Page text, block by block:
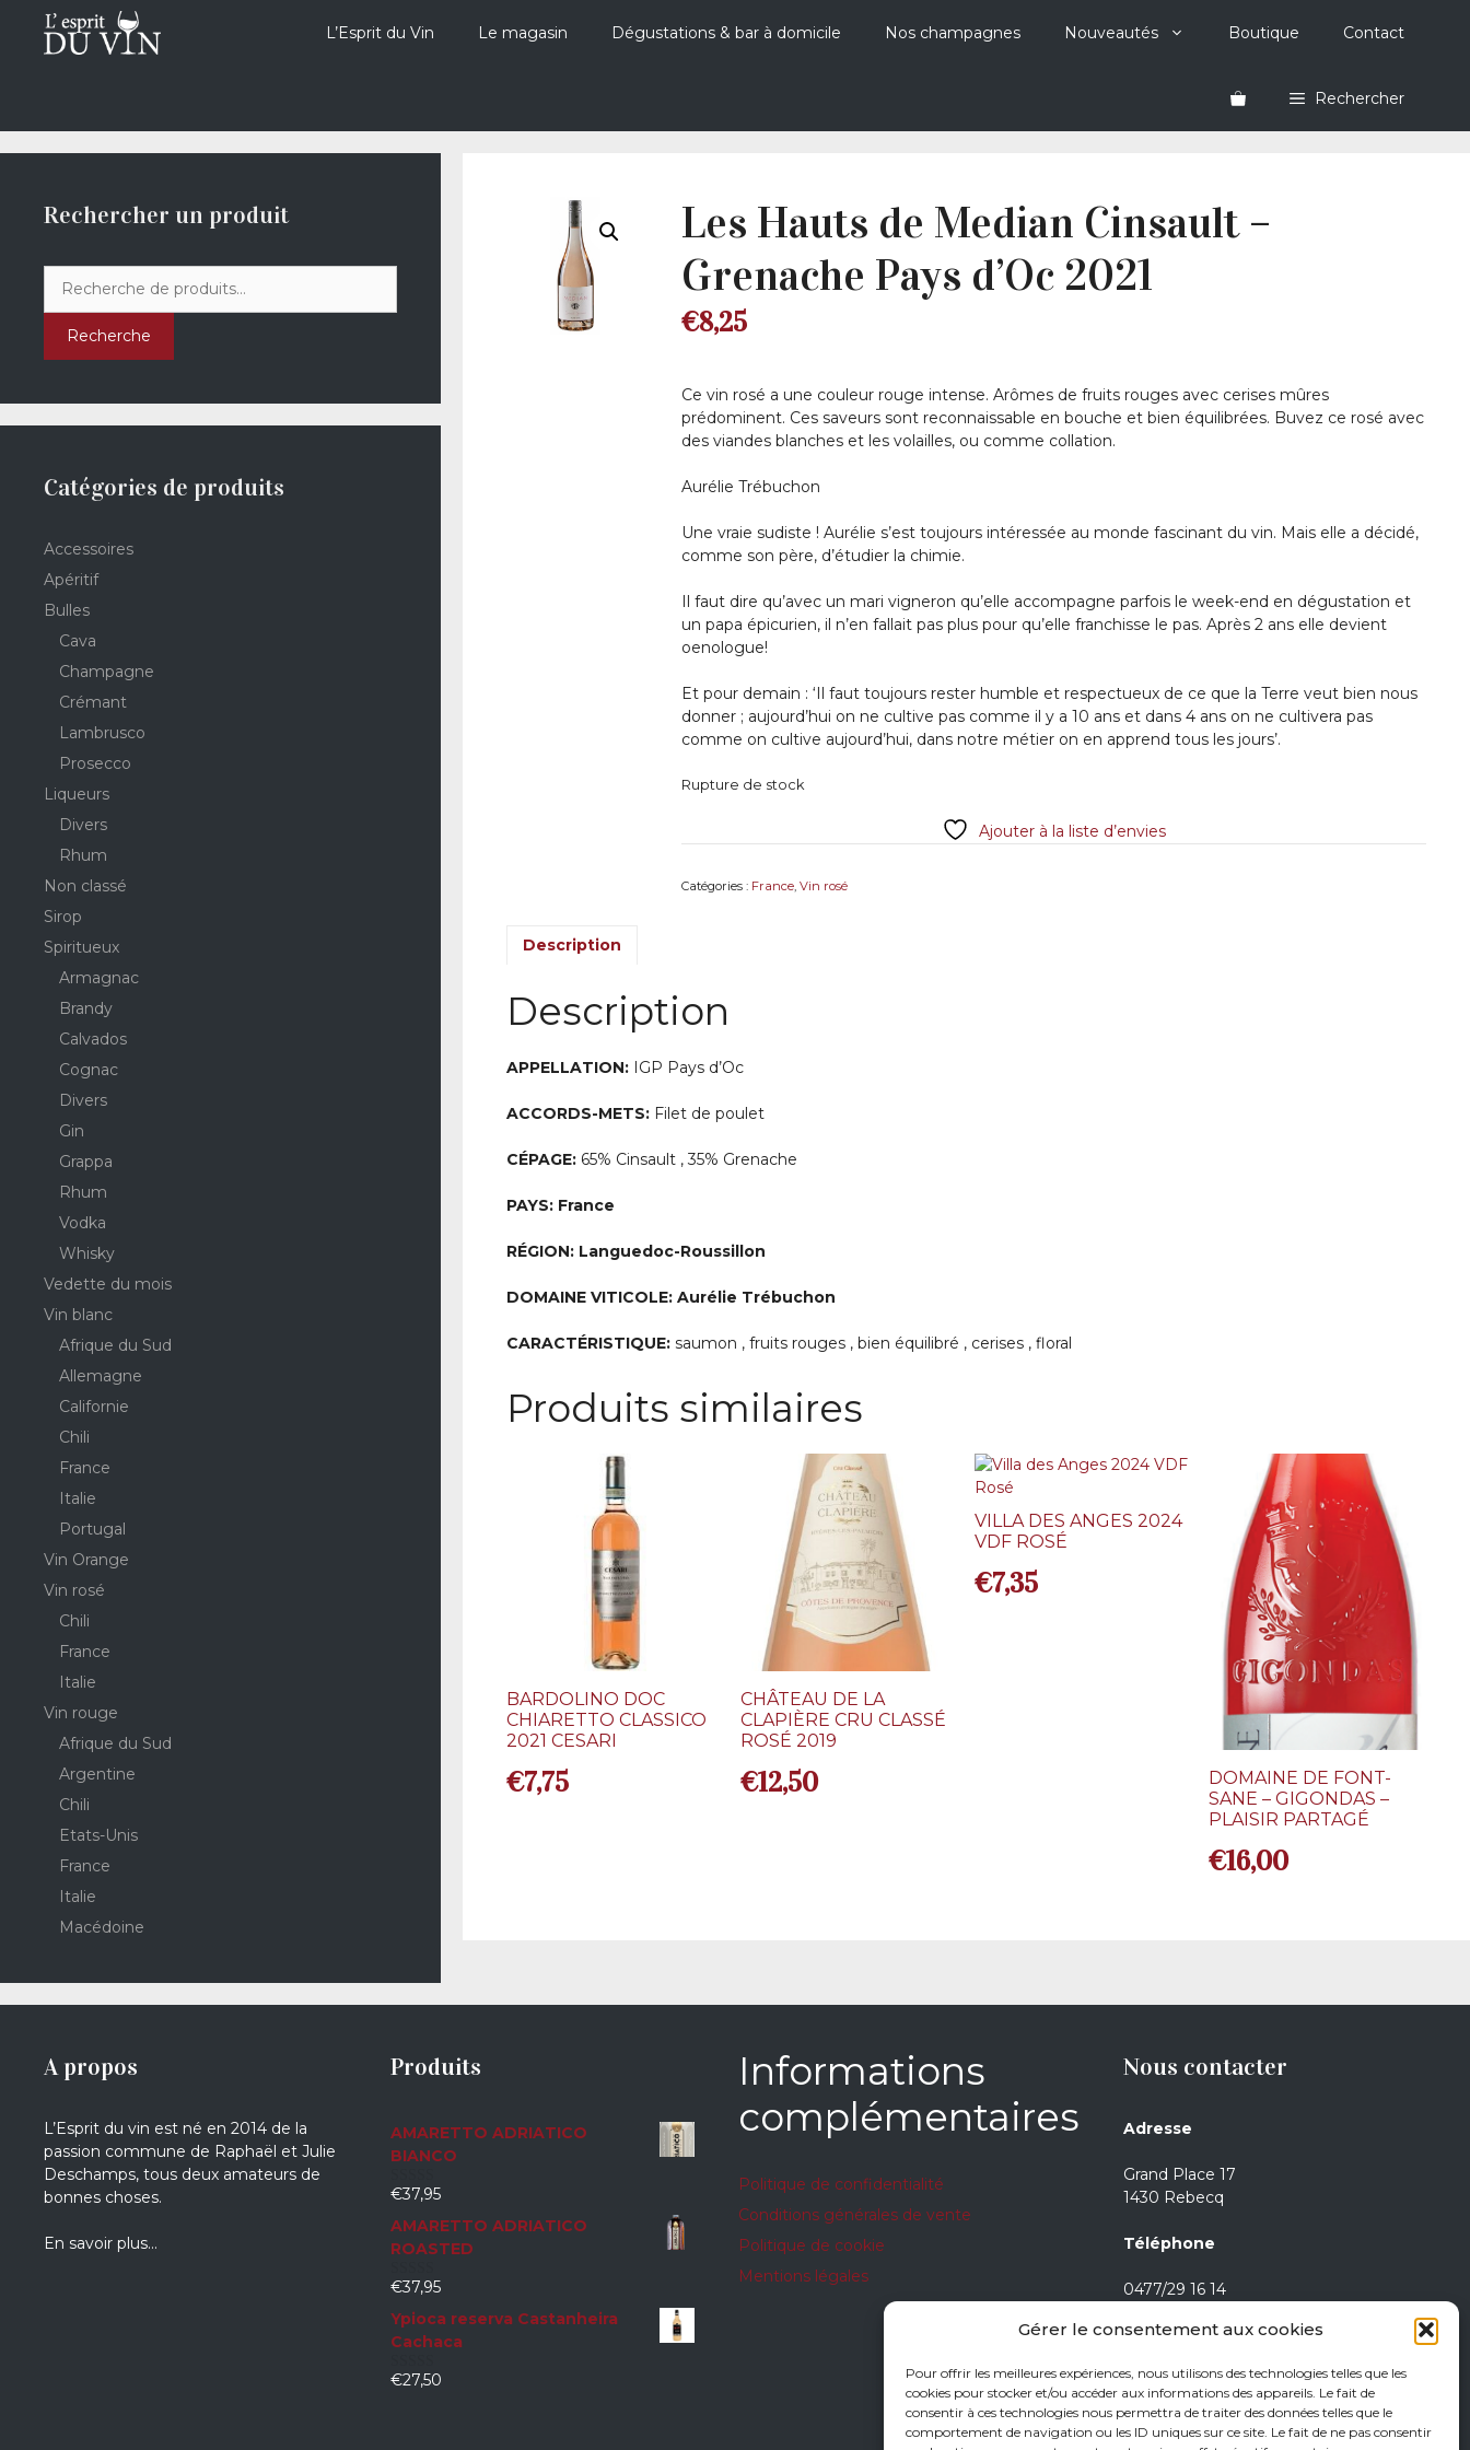
Gérer le consentement aux cookies
Pour offrir les meilleures expériences, nous utilisons des technologies telles que les
cookies pour stocker et/ou accéder aux informations des appareils. Le fait de
consentir à ces technologies nous permettra de traiter des données telles que le
comportement de navigation ou les ID uniques sur ce site. Le fait de ne pas consentir
contenu
L’Esprit du Vin Le magasin Dégustations & bar à domicile Nos champagnes Nouveautés Boutique Contact
Rechercher
Les Hauts de Median Cinsault –
Grenache Pays d’Oc 2021
€8,25
Ce vin rosé a une couleur rouge intense. Arômes de fruits rouges avec cerises mûres
prédominent. Ces saveurs sont reconnaissable en bouche et bien équilibrées. Buvez ce rosé avec
des viandes blanches et les volailles, ou comme collation.
Aurélie Trébuchon
Une vraie sudiste ! Aurélie s’est toujours intéressée au monde fascinant du vin. Mais elle a décidé,
comme son père, d’étudier la chimie.
Il faut dire qu’avec un mari vigneron qu’elle accompagne parfois le week-end en dégustation et
un papa épicurien, il n’en fallait pas plus pour qu’elle franchisse le pas. Après 2 ans elle devient
oenologue!
Et pour demain : ‘Il faut toujours rester humble et respectueux de ce que la Terre veut bien nous
donner ; aujourd’hui on ne cultive pas comme il y a 10 ans et dans 4 ans on ne cultivera pas
comme on cultive aujourd’hui, dans notre métier on en apprend tous les jours’.
Rupture de stock
Ajouter à la liste d’envies
Catégories : France, Vin rosé
Description
Description
APPELLATION: IGP Pays d’Oc
ACCORDS-METS: Filet de poulet
CÉPAGE: 65% Cinsault , 35% Grenache
PAYS: France
RÉGION: Languedoc-Roussillon
DOMAINE VITICOLE: Aurélie Trébuchon
CARACTÉRISTIQUE: saumon , fruits rouges , bien équilibré , cerises , floral
Produits similaires
BARDOLINO DOC
CHIARETTO CLASSICO
2021 CESARI
€7,75
CHÂTEAU DE LA
CLAPIÈRE CRU CLASSÉ
ROSÉ 2019
€12,50
VILLA DES ANGES 2024
VDF ROSÉ
€7,35
DOMAINE DE FONT-
SANE – GIGONDAS –
PLAISIR PARTAGÉ
€16,00
Rechercher un produit
pour :
Recherche
Catégories de produits
Accessoires
Apéritif
Bulles
Cava
Champagne
Crémant
Lambrusco
Prosecco
Liqueurs
Divers
Rhum
Non classé
Sirop
Spiritueux
Armagnac
Brandy
Calvados
Cognac
Divers
Gin
Grappa
Rhum
Vodka
Whisky
Vedette du mois
Vin blanc
Afrique du Sud
Allemagne
Californie
Chili
France
Italie
Portugal
Vin Orange
Vin rosé
Chili
France
Italie
Vin rouge
Afrique du Sud
Argentine
Chili
Etats-Unis
France
Italie
Macédoine
A propos
L’Esprit du vin est né en 2014 de la
passion commune de Raphaël et Julie
Deschamps, tous deux amateurs de
bonnes choses.
En savoir plus…
Produits
AMARETTO ADRIATICO
BIANCO
0
5
€37,95
AMARETTO ADRIATICO
ROASTED
0
5
€37,95
Ypioca reserva Castanheira
Cachaca
0
€27,50
Informations
complémentaires
Politique de confidentialité
Conditions générales de vente
Politique de cookie
Mentions légales
Nous contacter
Adresse
Grand Place 17
1430 Rebecq
Téléphone
0477/29 16 14
Jeudi de 15h à 18h
Vendredi de 15h à 18h